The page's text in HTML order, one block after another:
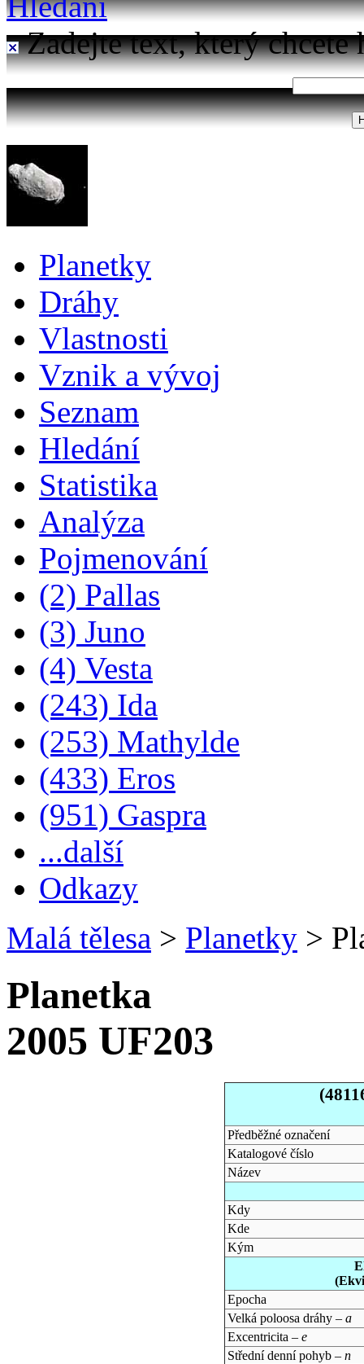
Zadejte text, který chcete
Planetky
Dráhy
Vlastnosti
Vznik a vývoj
Seznam
Hledání
Statistika
Analýza
Pojmenování
(2) Pallas
(3) Juno
(4) Vesta
(243) Ida
(253) Mathylde
(433) Eros
(951) Gaspra
...další
Odkazy
Malá tělesa > Planetky >
Planetka
2005 UF203
Předběžné označení
Katalogové číslo
Název
Kdy
Kde
Kým
Epocha
Velká poloosa dráhy – a
Excentricita – e
Střední denní pohyb – n